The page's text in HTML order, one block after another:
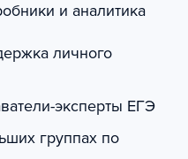
и аналитика
личного
эксперты ЕГЭ
группах по